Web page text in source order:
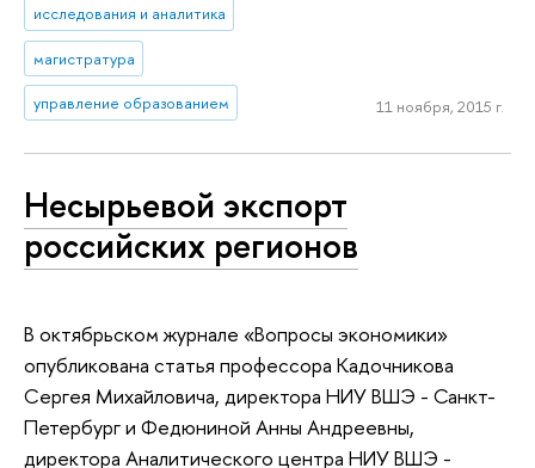
исследования и аналитика
магистратура
управление образованием 11 ноября, 2015 г.
Несырьевой экспорт
российских регионов
В октябрьском журнале «Вопросы экономики»
опубликована статья профессора Кадочникова
Сергея Михайловича, директора НИУ ВШЭ - Санкт-
Петербург и Федюниной Анны Андреевны,
директора Аналитического центра НИУ ВШЭ -